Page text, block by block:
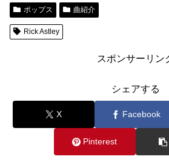
ポップス 曲紹介
Rick Astley
スポンサーリン
シェアする
X Facebook
Pinterest